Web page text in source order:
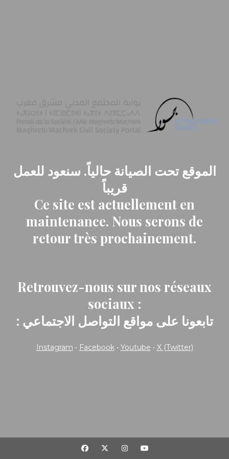
الموقع تحت الصيانة حالياً. سنعود للعمل
قريباً
Ce site est actuellement en
maintenance. Nous serons de
retour très prochainement.
Retrouvez-nous sur nos réseaux
sociaux :
: تابعونا على مواقع التواصل الاجتماعي
Instagram • Facebook• Youtube • X (Twitter)